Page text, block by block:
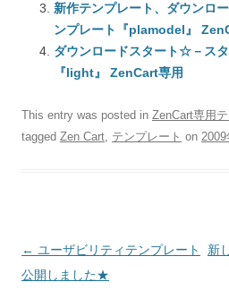
新作テンプレート、ダウンロ
ンプレート『plamodel』
ダウンロードスタート☆－ス
『light』 ZenCart専用
This entry was posted in ZenCart専用
tagged Zen Cart, テンプレート on 2009
Post
navigation
← ユーザビリティテンプレート
公開しました★
新